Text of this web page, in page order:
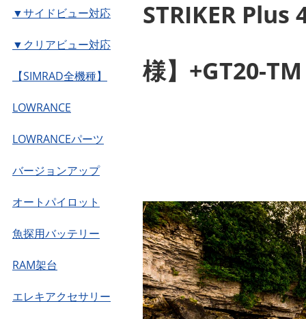
▼サイドビュー対応
▼クリアビュー対応
【SIMRAD全機種】
LOWRANCE
LOWRANCEパーツ
バージョンアップ
オートパイロット
魚探用バッテリー
RAM架台
エレキアクセサリー
STRIKER Plus
様】+GT20-